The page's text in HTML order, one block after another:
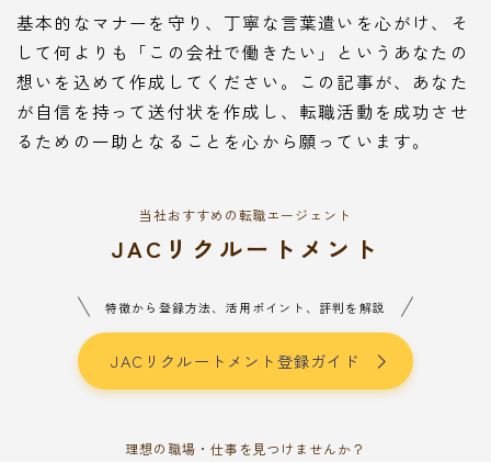
基本的なマナーを守り、丁寧な言葉遣いを心がけ、そ
して何よりも「この会社で働きたい」というあなたの
想いを込めて作成してください。この記事が、あなた
が自信を持って送付状を作成し、転職活動を成功させ
るための一助となることを心から願っています。
当社おすすめの転職エージェント
JACリクルートメント
特徴から登録方法、活用ポイント、評判を解説
JACリクルートメント登録ガイド
理想の職場・仕事を見つけませんか？
JACリクルートメント